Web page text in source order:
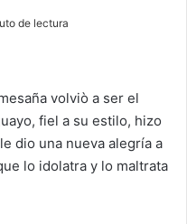
de lectura
volviò a ser el
fiel a su estilo, hizo
dio una nueva alegría a
lo idolatra y lo maltrata